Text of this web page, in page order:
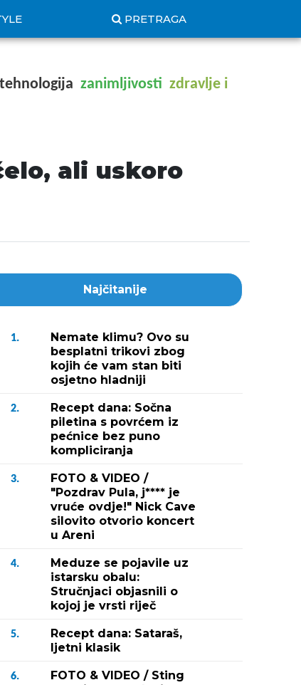
PRETRAGA
tehnologija zanimljivosti zdravlje i
ali uskoro
Najčitanije
1.
Nemate klimu? Ovo su
besplatni trikovi zbog
kojih će vam stan biti
osjetno hladniji
2.
Recept dana: Sočna
piletina s povrćem iz
pećnice bez puno
kompliciranja
3.
FOTO & VIDEO /
"Pozdrav Pula, j**** je
vruće ovdje!" Nick Cave
silovito otvorio koncert
u Areni
4.
Meduze se pojavile uz
istarsku obalu:
Stručnjaci objasnili o
kojoj je vrsti riječ
5.
Recept dana: Sataraš,
ljetni klasik
6.
FOTO & VIDEO / Sting